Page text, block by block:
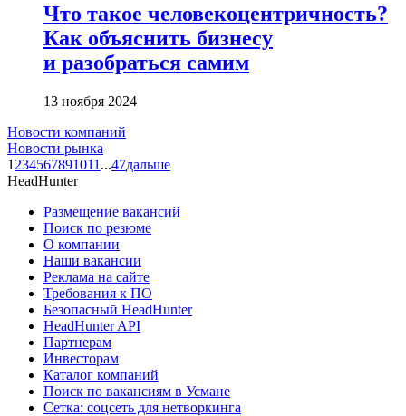
Что такое человеко­центричность?
Как объяснить бизнесу
и разобраться самим
13 ноября 2024
Новости компаний
Новости рынка
1 234567891011 ...47дальше
HeadHunter
Размещение вакансий
Поиск по резюме
О компании
Наши вакансии
Реклама на сайте
Требования к ПО
Безопасный HeadHunter
HeadHunter API
Партнерам
Инвесторам
Каталог компаний
Поиск по вакансиям в Усмане
Сетка: соцсеть для нетворкинга